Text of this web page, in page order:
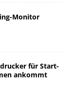
Monitor
für Start-
ankommt